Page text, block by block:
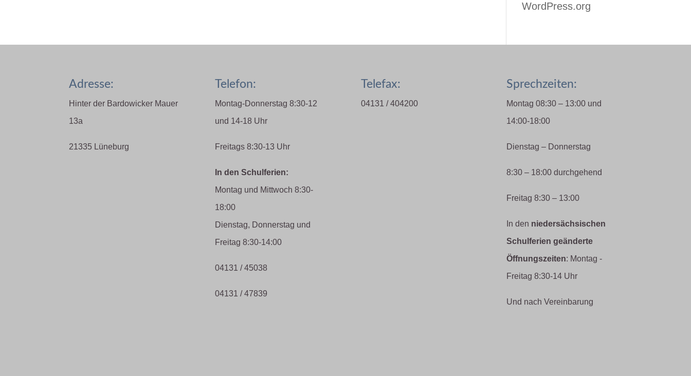
WordPress.org
Adresse:
Hinter der Bardowicker Mauer
13a
21335 Lüneburg
Telefon:
Montag-Donnerstag 8:30-12
und 14-18 Uhr
Freitags 8:30-13 Uhr
In den Schulferien:
Montag und Mittwoch 8:30-
18:00
Dienstag, Donnerstag und
Freitag 8:30-14:00
04131 / 45038
04131 / 47839
Telefax:
04131 / 404200
Sprechzeiten:
Montag 08:30 – 13:00 und
14:00-18:00
Dienstag – Donnerstag
8:30 – 18:00 durchgehend
Freitag 8:30 – 13:00
In den niedersächsischen
Schulferien geänderte
Öffnungszeiten: Montag -
Freitag 8:30-14 Uhr
Und nach Vereinbarung